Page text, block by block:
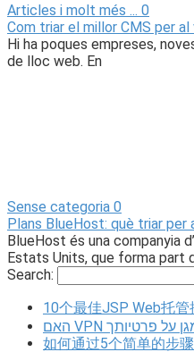
Articles i molt més ... 0
Com triar el millor CMS per
Hi ha poques empreses,
de lloc web. En
Sense categoria 0
Plans BlueHost: què triar
BlueHost és una companyia
Estats Units, que forma part
Search:
10个最佳JSP Web托管
如何通过5个简单的步